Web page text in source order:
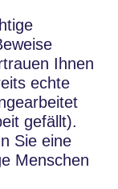
Ihnen
echte
gefällt).
Sie eine
Menschen